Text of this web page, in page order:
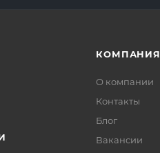
КОМПАНИЯ
О компании
Контакты
Блог
Вакансии